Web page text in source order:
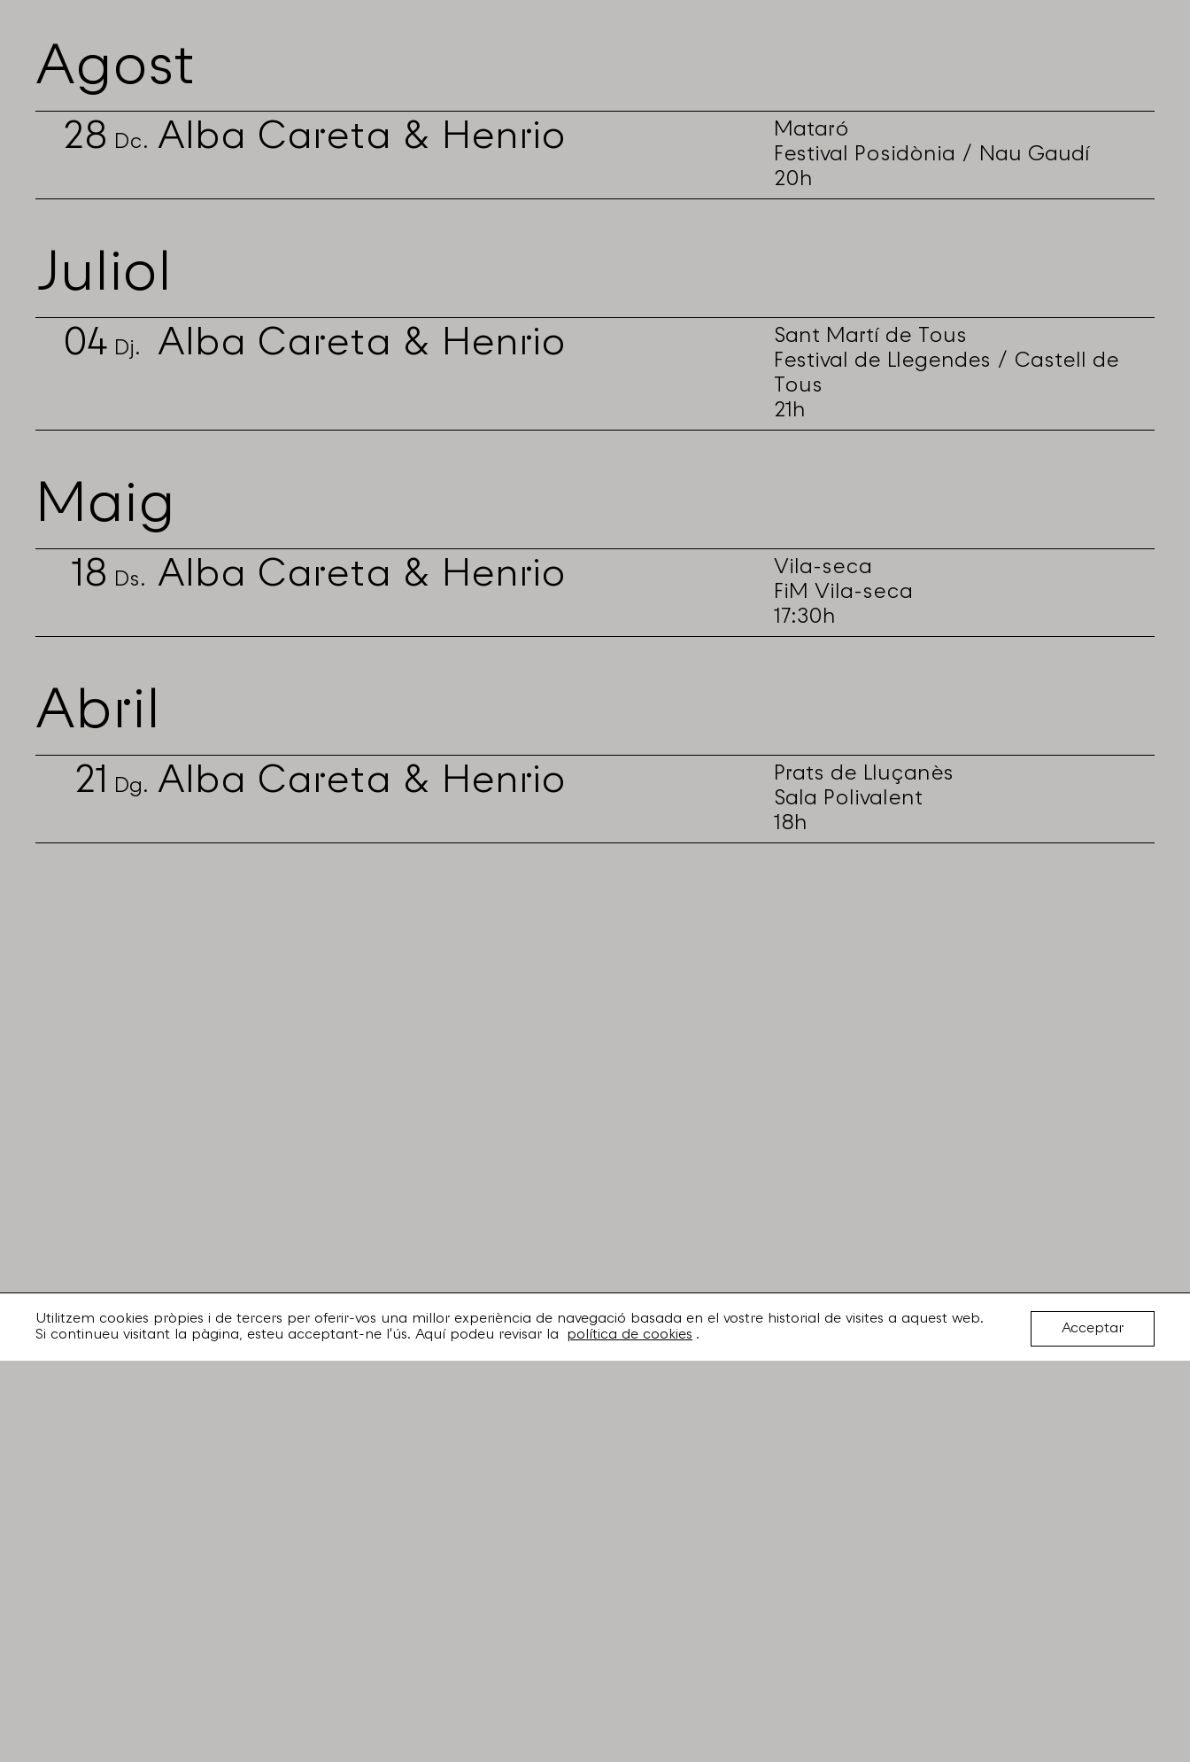
Agost
28 Dc. Alba Careta & Henrio
Mataró
Festival Posidònia / Nau Gaudí
20h
Juliol
04 Dj. Alba Careta & Henrio
Sant Martí de Tous
Festival de Llegendes / Castell de
Tous
21h
Maig
18 Ds. Alba Careta & Henrio
Vila-seca
FiM Vila-seca
17:30h
Abril
21 Dg. Alba Careta & Henrio
Prats de Lluçanès
Sala Polivalent
18h
Utilitzem cookies pròpies i de tercers per oferir-vos una millor experiència de navegació basada en el vostre historial de visites a aquest web.
Si continueu visitant la pàgina, esteu acceptant-ne l'ús. Aquí podeu revisar la
política de cookies . Acceptar